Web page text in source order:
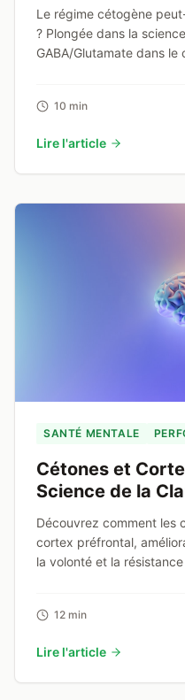
Le régime cétogène
? Plongée dans la
GABA/Glutamate dans le
10 min
Lire l'article
SANTÉ MENTALE
Cétones et
Science de la
Découvrez comment les
cortex préfrontal,
la volonté et la
12 min
Lire l'article